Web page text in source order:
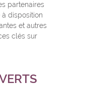
partenaires
à disposition
et autres
clés sur